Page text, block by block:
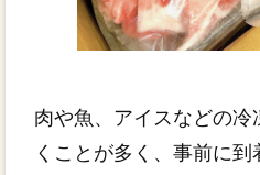
肉や魚、アイスなどの
くことが多く、事前に